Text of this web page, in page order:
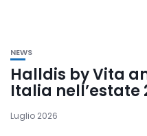
NEWS
Halldis by Vita
Italia nell’estate
Luglio 2026